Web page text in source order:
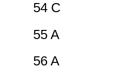
54 C
55 A
56 A